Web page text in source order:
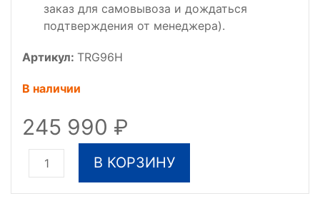
заказ для самовывоза и дождаться
подтверждения от менеджера).
Артикул: TRG96H
В наличии
245 990
В КОРЗИНУ